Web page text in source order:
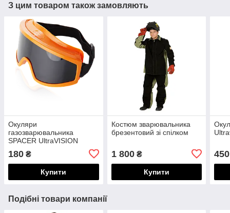
З цим товаром також замовляють
Окуляри
газозварювальника
SPACER UltraVISION
180 ₴
Купити
Костюм зварювальника
брезентовий зі спілком
1 800₴
Купити
450
Подібні товари компанії